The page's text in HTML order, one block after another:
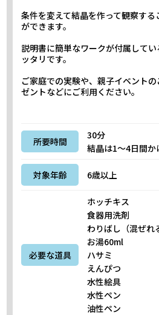
条件を変えて結晶を作って観察す
ができます。
説明書に簡単なワークが付属して
ッタリです。
ご家庭での実験や、親子イベント
ゼントなどにご利用ください。
所要時間
30分
結晶は1～4日間か
対象年齢 6歳以上
必要な道具
ホッチキス
食器用洗剤
わりばし（混ぜれ
お湯60ml
ハサミ
えんぴつ
水性絵具
水性ペン
油性ペン